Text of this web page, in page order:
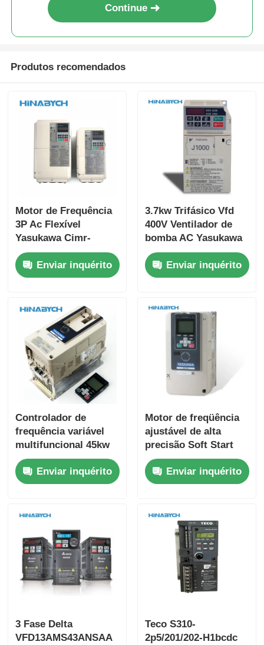
Continue
Produtos recomendados
Motor de Frequência
3P Ac Flexível
Yasukawa Cimr-
Lb4a0024fac
Segurança Integrada
Enviar inquérito
3.7kw Trifásico Vfd
400V Ventilador de
bomba AC Yasukawa
Cimr-Jb4a0009
Operação estável
Enviar inquérito
Controlador de
frequência variável
multifuncional 45kw
Yasukawa Cipr-
Ga70b4089 Alto
binário
Enviar inquérito
Motor de freqüência
ajustável de alta
precisão Soft Start
Yasukawa Cipr-
CH70b4002 Para
guindastes
Enviar inquérito
3 Fase Delta
VFD13AMS43ANSAA
Teco S310-
2p5/201/202-H1bcdc